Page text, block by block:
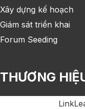
Xây dựng kế hoạch
Giám sát triển khai
Forum Seeding
THƯƠNG